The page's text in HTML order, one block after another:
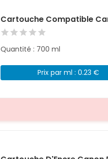
Cartouche Compatible
Quantité : 700 ml
Prix par ml : 0.23 €